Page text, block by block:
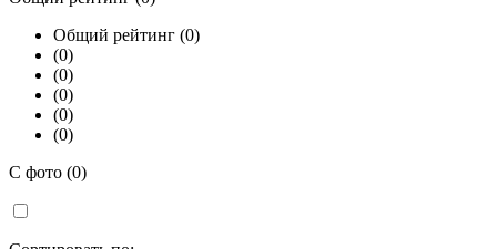
Общий рейтинг (0)
(0)
(0)
(0)
(0)
(0)
С фото (0)